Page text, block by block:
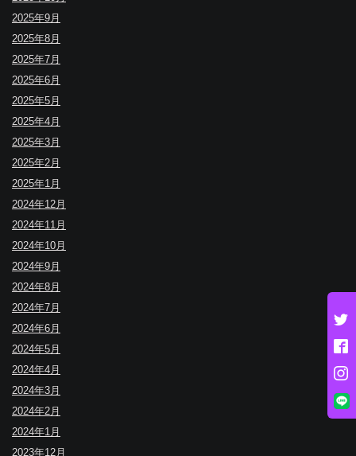
2025年9月
2025年8月
2025年7月
2025年6月
2025年5月
2025年4月
2025年3月
2025年2月
2025年1月
2024年12月
2024年11月
2024年10月
2024年9月
2024年8月
2024年7月
2024年6月
2024年5月
2024年4月
2024年3月
2024年2月
2024年1月
2023年12月